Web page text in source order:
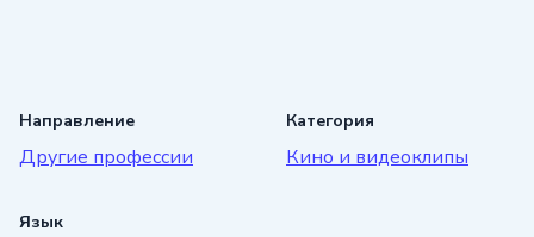
Направление
Другие профессии
Категория
Кино и видеоклипы
Язык